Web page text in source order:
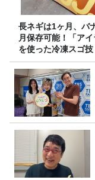
長ネギは1ヶ月、バ
月保存可能！「アイ
を使った冷凍スゴ技